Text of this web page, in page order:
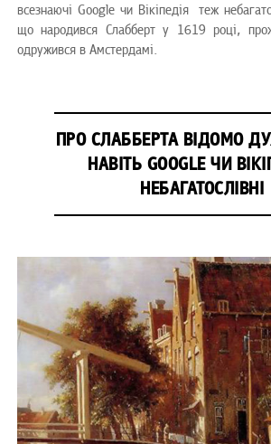
всезнаючі Google чи Вікіпедія теж
що народився Слабберт у 1619 році,
одружився в Амстердамі.
ПРО СЛАББЕРТА ВІДОМО
НАВІТЬ GOOGLE ЧИ
НЕБАГАТОСЛІВНІ